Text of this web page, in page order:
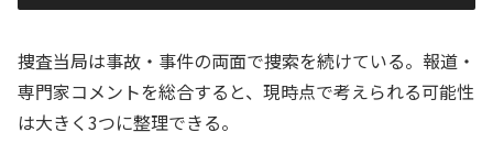
捜査当局は事故・事件の両面で捜索を続けている。報道・
専門家コメントを総合すると、現時点で考えられる可能性
は大きく3つに整理できる。